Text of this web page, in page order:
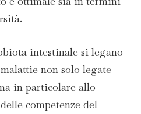
intestinale si legano
non solo legate
in particolare allo
competenze del